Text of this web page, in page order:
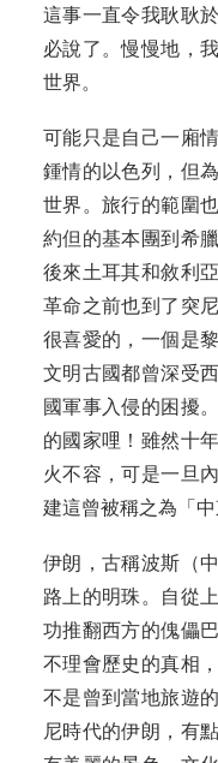
這事一直令我耿耿
必說了。慢慢地，
世界。
可能只是自己一廂
鍾情的以色列，但
世界。旅行的範圍
約但的基本團到希
後來土耳其和敘利
革命之前也到了突
很喜愛的，一個是
文明古國都曾深受
國軍事入侵的困擾
的國家哩！雖然十
火不容，可是一旦
建這曾被稱之為「中
伊朗，古稱波斯（
路上的明珠。自從
功推翻西方的傀儡
不理會歷史的真相
不是曾到當地旅遊
尼時代的伊朗，有